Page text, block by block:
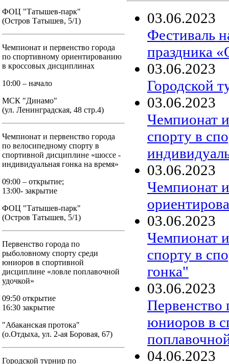
ФОЦ "Татышев-парк"
(Остров Татышев, 5/1)
Чемпионат и первенство города
по спортивному ориентированию
в кроссовых дисциплинах
10:00 – начало
МСК "Динамо"
(ул. Ленинградская, 48 стр.4)
Чемпионат и первенство города
по велосипедному спорту в
спортивной дисциплине «шоссе -
индивидуальная гонка на время»
09:00 – открытие;
13:00- закрытие
ФОЦ "Татышев-парк"
(Остров Татышев, 5/1)
Первенство города по
рыболовному спорту среди
юниоров в спортивной
дисциплине «ловле поплавочной
удочкой»
09:50 открытие
16:30 закрытие
"Абаканская протока"
(о.Отдыха, ул. 2-ая Боровая, 67)
Городской турнир по
03.06.2023
Фестиваль
праздника
03.06.2023
Городской
03.06.2023
Чемпионат
спорту в
03.06.2023
Чемпионат
03.06.2023
Чемпионат
спорту в
гонка"
03.06.2023
Первенство
юниоров в
04.06.2023